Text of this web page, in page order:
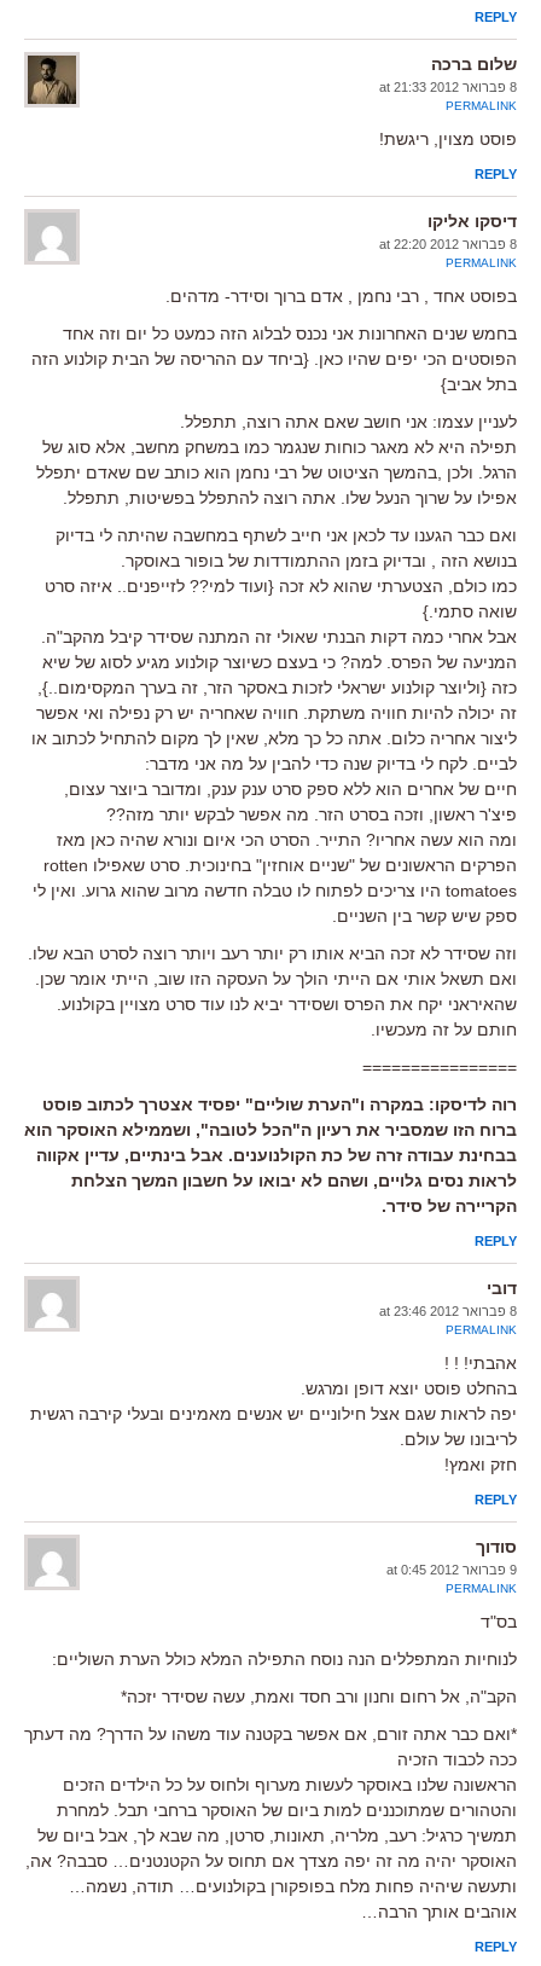
REPLY
שלום ברכה
8 פברואר 2012 at 21:33
PERMALINK
פוסט מצוין, ריגשת!
REPLY
דיסקו אליקו
8 פברואר 2012 at 22:20
PERMALINK
בפוסט אחד , רבי נחמן , אדם ברוך וסידר- מדהים.
בחמש שנים האחרונות אני נכנס לבלוג הזה כמעט כל יום וזה אחד
הפוסטים הכי יפים שהיו כאן. {ביחד עם ההריסה של הבית קולנוע הזה
בתל אביב}
לעניין עצמו: אני חושב שאם אתה רוצה, תתפלל.
תפילה היא לא מאגר כוחות שנגמר כמו במשחק מחשב, אלא סוג של
הרגל. ולכן ,בהמשך הציטוט של רבי נחמן הוא כותב שם שאדם יתפלל
אפילו על שרוך הנעל שלו. אתה רוצה להתפלל בפשיטות, תתפלל.
ואם כבר הגענו עד לכאן אני חייב לשתף במחשבה שהיתה לי בדיוק
בנושא הזה , ובדיוק בזמן ההתמודדות של בופור באוסקר.
כמו כולם, הצטערתי שהוא לא זכה {ועוד למי?? לזייפנים.. איזה סרט
שואה סתמי.}
אבל אחרי כמה דקות הבנתי שאולי זה המתנה שסידר קיבל מהקב"ה.
המניעה של הפרס. למה? כי בעצם כשיוצר קולנוע מגיע לסוג של שיא
כזה {וליוצר קולנוע ישראלי לזכות באסקר הזר, זה בערך המקסימום..},
זה יכולה להיות חוויה משתקת. חוויה שאחריה יש רק נפילה ואי אפשר
ליצור אחריה כלום. אתה כל כך מלא, שאין לך מקום להתחיל לכתוב או
לביים. לקח לי בדיוק שנה כדי להבין על מה אני מדבר:
חיים של אחרים הוא ללא ספק סרט ענק ענק, ומדובר ביוצר עצום,
פיצ'ר ראשון, וזכה בסרט הזר. מה אפשר לבקש יותר מזה??
ומה הוא עשה אחריו? התייר. הסרט הכי איום ונורא שהיה כאן מאז
הפרקים הראשונים של "שניים אוחזין" בחינוכית. סרט שאפילו rotten
tomatoes היו צריכים לפתוח לו טבלה חדשה מרוב שהוא גרוע. ואין לי
ספק שיש קשר בין השניים.
וזה שסידר לא זכה הביא אותו רק יותר רעב ויותר רוצה לסרט הבא שלו.
ואם תשאל אותי אם הייתי הולך על העסקה הזו שוב, הייתי אומר שכן.
שהאיראני יקח את הפרס ושסידר יביא לנו עוד סרט מצויין בקולנוע.
חותם על זה מעכשיו.
================
רוה לדיסקו: במקרה ו"הערת שוליים" יפסיד אצטרך לכתוב פוסט
ברוח הזו שמסביר את רעיון ה"הכל לטובה", ושממילא האוסקר הוא
בבחינת עבודה זרה של כת הקולנוענים. אבל בינתיים, עדיין אקווה
לראות נסים גלויים, ושהם לא יבואו על חשבון המשך הצלחת
הקריירה של סידר.
REPLY
דובי
8 פברואר 2012 at 23:46
PERMALINK
אהבתי! ! !
בהחלט פוסט יוצא דופן ומרגש.
יפה לראות שגם אצל חילוניים יש אנשים מאמינים ובעלי קירבה רגשית
לריבונו של עולם.
חזק ואמץ!
REPLY
סודוך
9 פברואר 2012 at 0:45
PERMALINK
בס"ד
לנוחיות המתפללים הנה נוסח התפילה המלא כולל הערת השוליים:
הקב"ה, אל רחום וחנון ורב חסד ואמת, עשה שסידר יזכה*
*ואם כבר אתה זורם, אם אפשר בקטנה עוד משהו על הדרך? מה דעתך
ככה לכבוד הזכיה
הראשונה שלנו באוסקר לעשות מערוף ולחוס על כל הילדים הזכים
והטהורים שמתוכננים למות ביום של האוסקר ברחבי תבל. למחרת
תמשיך כרגיל: רעב, מלריה, תאונות, סרטן, מה שבא לך, אבל ביום של
האוסקר יהיה מה זה יפה מצדך אם תחוס על הקטנטנים… סבבה? אה,
ותעשה שיהיה פחות מלח בפופקורן בקולנועים… תודה, נשמה…
אוהבים אותך הרבה…
REPLY